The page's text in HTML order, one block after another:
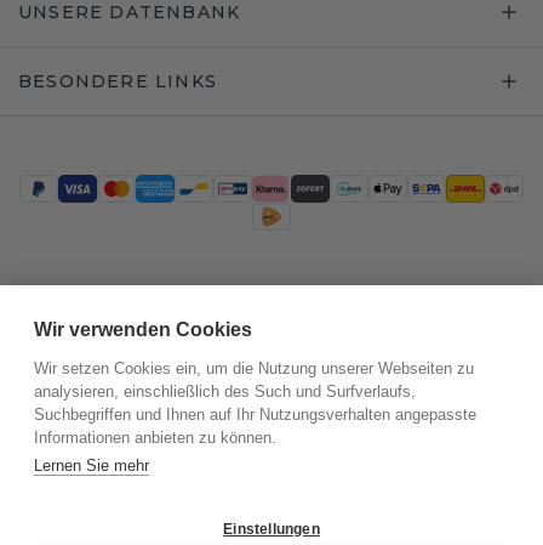
UNSERE DATENBANK
BESONDERE LINKS
Wir verwenden Cookies
Wir setzen Cookies ein, um die Nutzung unserer Webseiten zu
analysieren, einschließlich des Such und Surfverlaufs,
Suchbegriffen und Ihnen auf Ihr Nutzungsverhalten angepasste
Informationen anbieten zu können.
Lernen Sie mehr
Einstellungen